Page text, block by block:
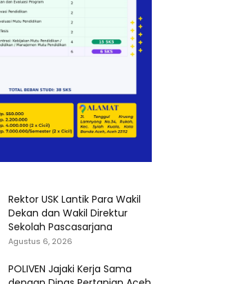
Rektor USK Lantik Para Wakil
Dekan dan Wakil Direktur
Sekolah Pascasarjana
Agustus 6, 2026
POLIVEN Jajaki Kerja Sama